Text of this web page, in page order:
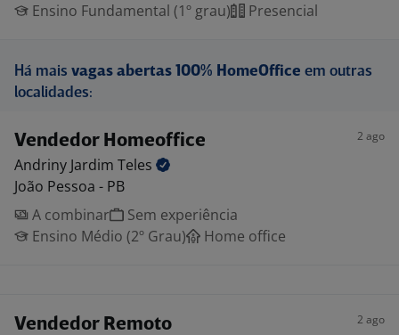
Ensino Fundamental (1º grau)
Presencial
Há mais vagas abertas 100% HomeOffice em outras
localidades:
Vendedor Homeoffice 2 ago
Andriny Jardim Teles
João Pessoa - PB
A combinar
Sem experiência
Ensino Médio (2º Grau)
Home office
Vendedor Remoto 2 ago